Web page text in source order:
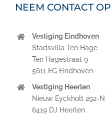
NEEM CONTACT OP
Vestiging Eindhoven
Stadsvilla Ten Hage
Ten Hagestraat 9
5611 EG Eindhoven
Vestiging Heerlen
Nieuw Eyckholt 292-N
6419 DJ Heerlen